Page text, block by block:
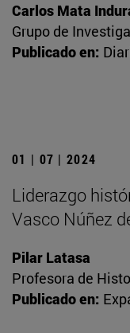
Carlos Mata
Grupo de
Publicado en:
01 | 07 | 2024
Liderazgo
Vasco Núñez
Pilar Latasa
Profesora de
Publicado en: